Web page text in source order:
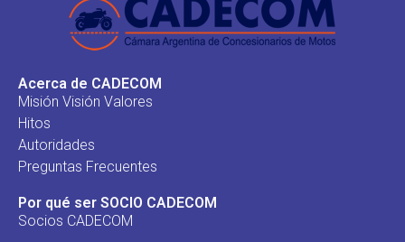
Acerca de CADECOM
Misión Visión Valores
Hitos
Autoridades
Preguntas Frecuentes
Por qué ser SOCIO CADECOM
Socios CADECOM